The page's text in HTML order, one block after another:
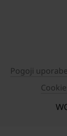
Pogoji uporabe